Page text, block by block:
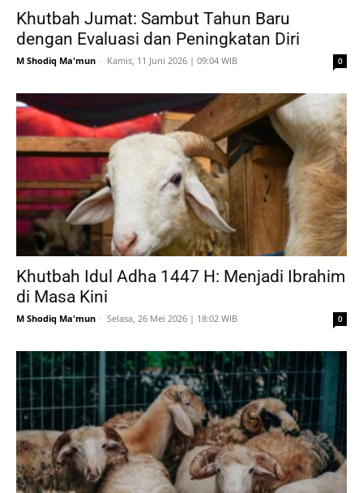
Khutbah Jumat: Sambut Tahun Baru
dengan Evaluasi dan Peningkatan Diri
M Shodiq Ma'mun - Kamis, 11 Juni 2026 | 09:04 WIB 0
Khutbah Idul Adha 1447 H: Menjadi Ibrahim
di Masa Kini
M Shodiq Ma'mun - Selasa, 26 Mei 2026 | 18:02 WIB 0